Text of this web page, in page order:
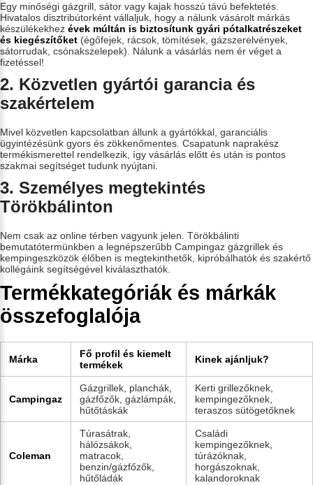
Egy minőségi gázgrill, sátor vagy kajak hosszú távú befektetés.
Hivatalos disztribútorként vállaljuk, hogy a nálunk vásárolt márkás
készülékekhez évek múltán is biztosítunk gyári pótalkatrészeket
és kiegészítőket (égőfejek, rácsok, tömítések, gázszerelvények,
sátorrudak, csónakszelepek). Nálunk a vásárlás nem ér véget a
fizetéssel!
2. Közvetlen gyártói garancia és
szakértelem
Mivel közvetlen kapcsolatban állunk a gyártókkal, garanciális
ügyintézésünk gyors és zökkenőmentes. Csapatunk naprakész
termékismerettel rendelkezik, így vásárlás előtt és után is pontos
szakmai segítséget tudunk nyújtani.
3. Személyes megtekintés
Törökbálinton
Nem csak az online térben vagyunk jelen. Törökbálinti
bemutatótermünkben a legnépszerűbb Campingaz gázgrillek és
kempingeszközök élőben is megtekinthetők, kipróbálhatók és szakértő
kollégáink segítségével kiválaszthatók.
Termékkategóriák és márkák
összefoglalója
Márka
Fő profil és kiemelt
termékek
Kinek ajánljuk?
Campingaz
Gázgrillek, planchák,
gázfőzők, gázlámpák,
hűtőtáskák
Kerti grillezőknek,
kempingezőknek,
teraszos sütögetőknek
Coleman
Túrasátrak,
hálózsákok,
matracok,
benzin/gázfőzők,
hűtőládák
Családi
kempingezőknek,
túrázóknak,
horgászoknak,
kalandoroknak